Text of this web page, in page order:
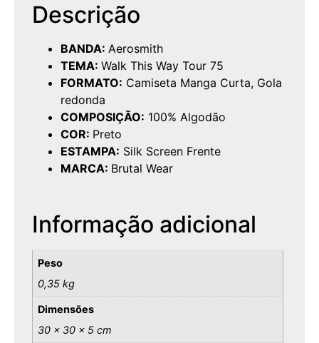
Descrição
BANDA: Aerosmith
TEMA: Walk This Way Tour 75
FORMATO: Camiseta Manga Curta, Gola
redonda
COMPOSIÇÃO: 100% Algodão
COR: Preto
ESTAMPA: Silk Screen Frente
MARCA: Brutal Wear
Informação adicional
Peso
0,35 kg
Dimensões
30 × 30 × 5 cm